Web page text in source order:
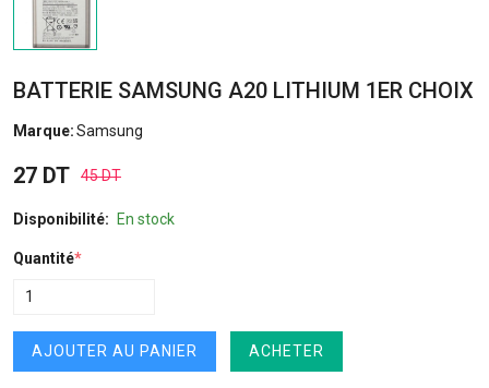
BATTERIE SAMSUNG A20 LITHIUM 1ER CHOIX
Marque:Samsung
27 DT 45 DT
Disponibilité: En stock
Quantité*
AJOUTER AU PANIER ACHETER